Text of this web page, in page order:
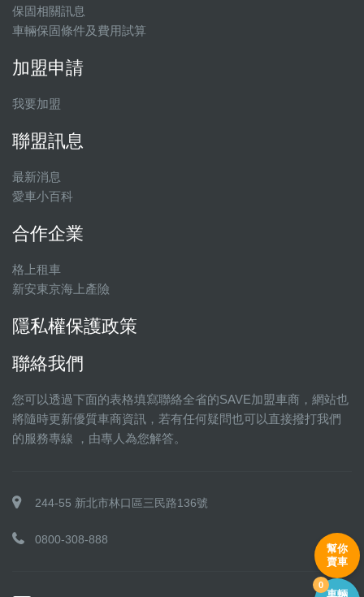
保固相關訊息
車輛保固條件及費用試算
加盟申請
我要加盟
聯盟訊息
最新消息
愛車小百科
合作企業
格上租車
新安東京海上產險
隱私權保護政策
聯絡我們
您可以透過下面的表格填寫聯絡全省的SAVE加盟車商，網站也
將隨時更新優質車商資訊，若有任何疑問也可以直接撥打我們
的服務專線 ，由專人為您解答。
244-55 新北市林口區三民路136號
0800-308-888
幫你
賣車
車輛
0